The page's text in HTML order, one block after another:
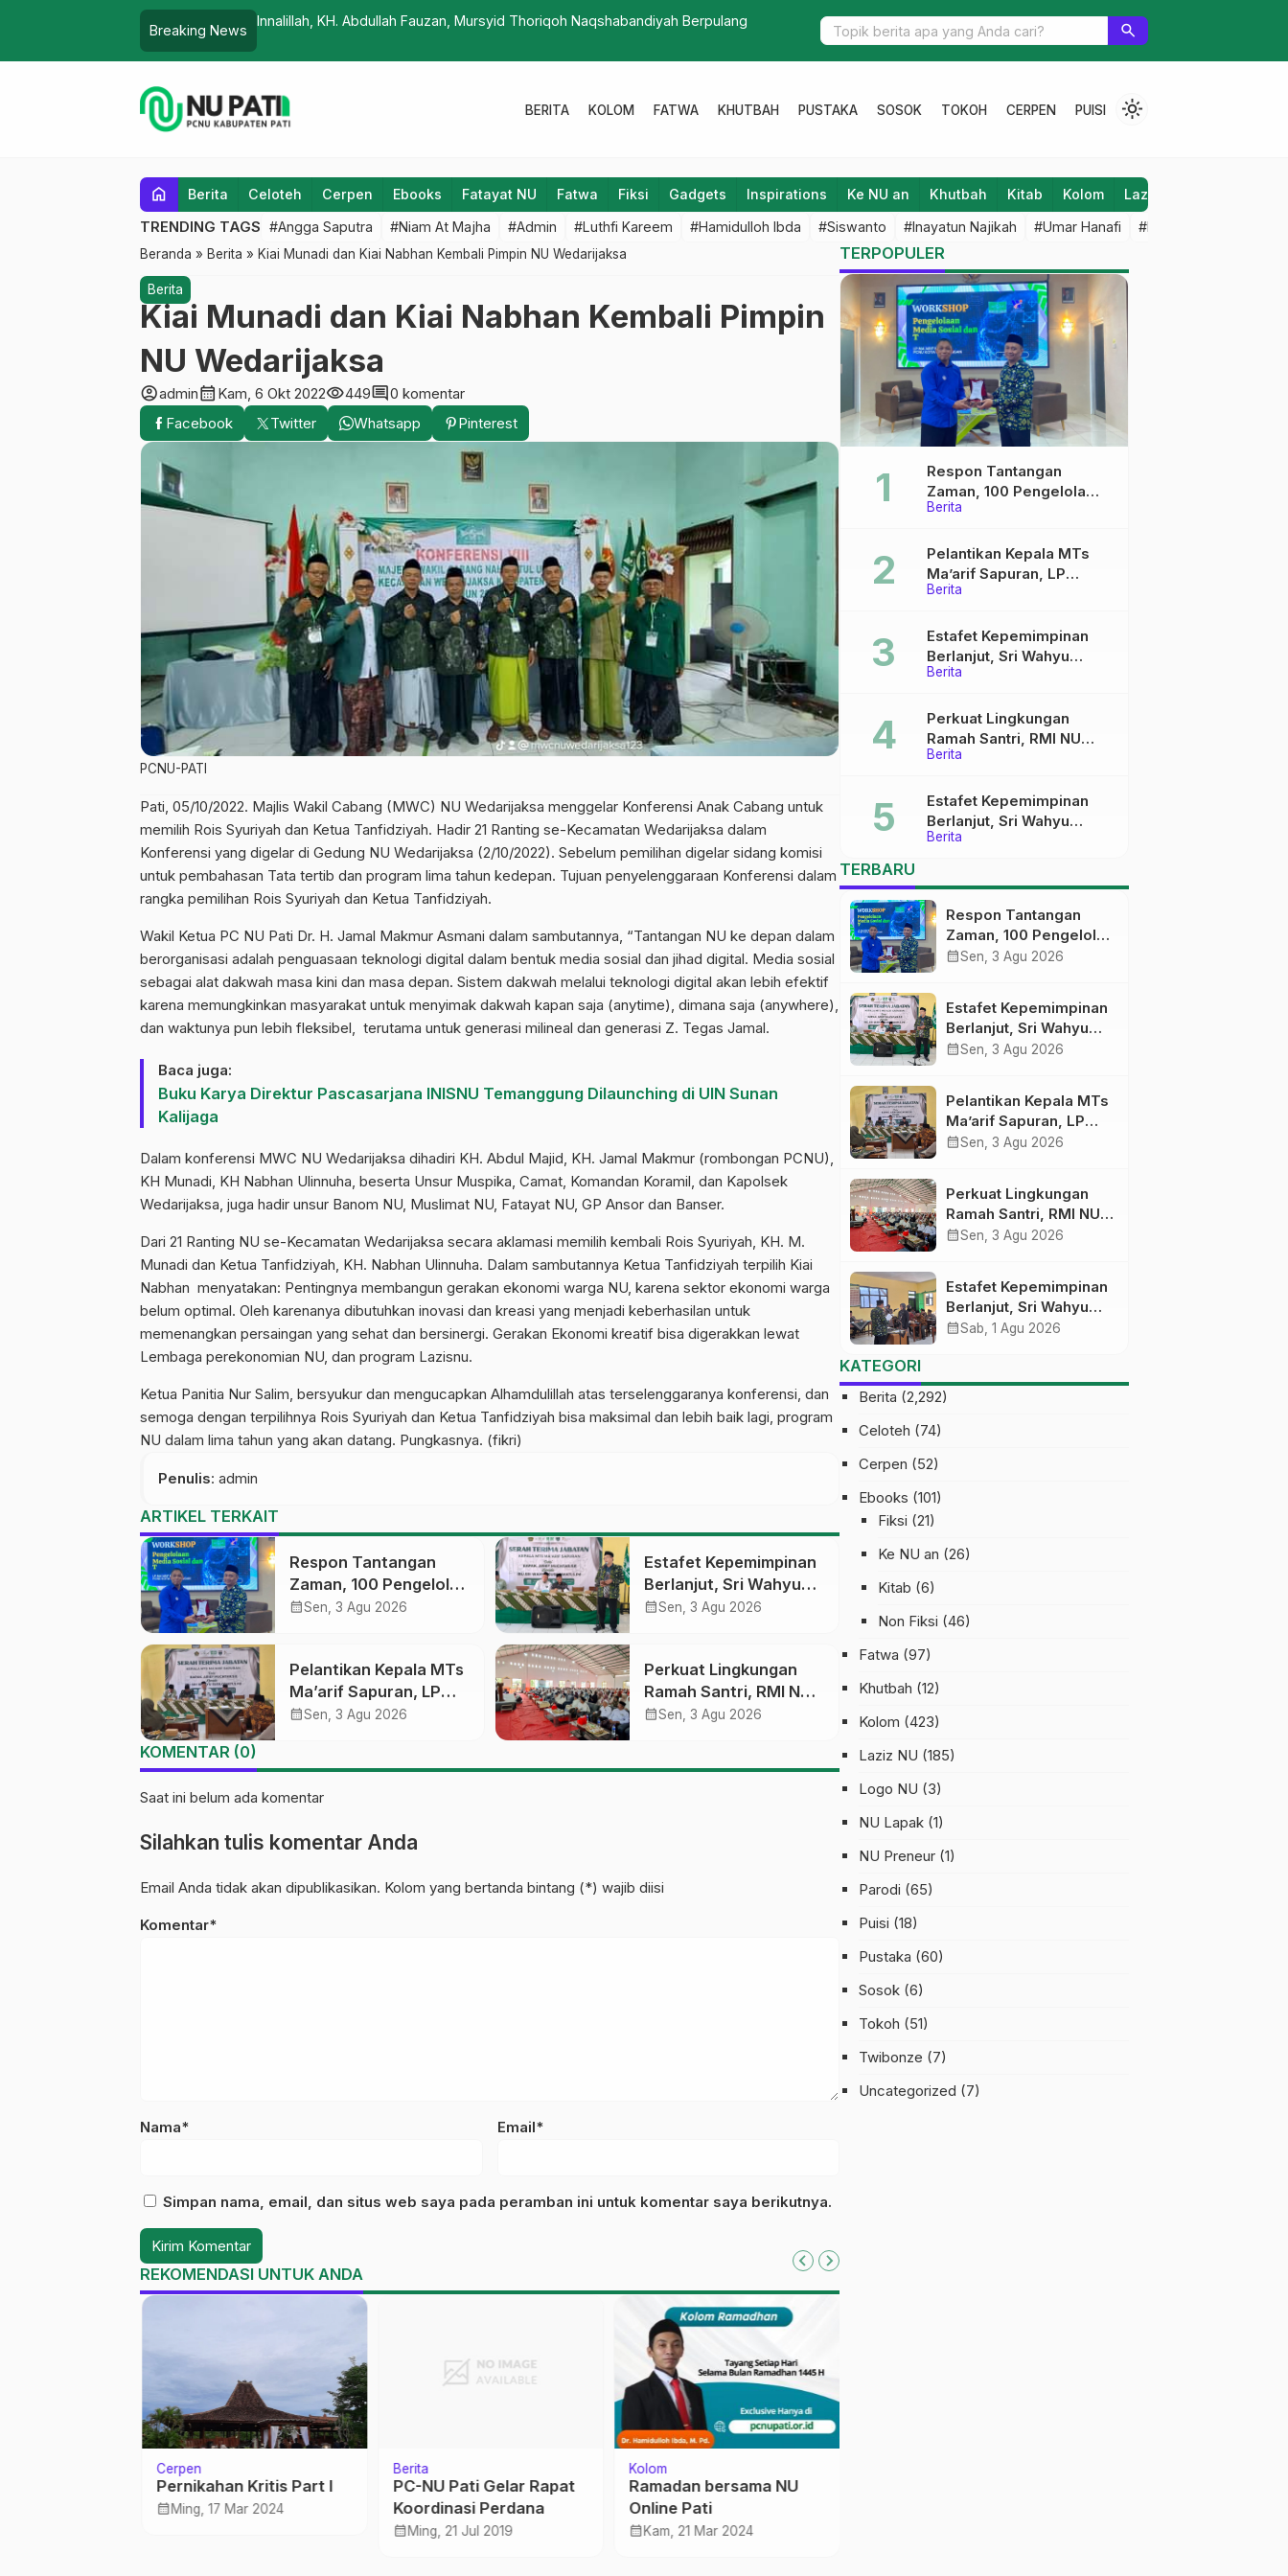
Breaking News
KH. Abdul Kholiq : Ulama Tasawuf, Pendiri Madrasah Abadiyah Gabus Pagar Nusa Akan Gelar HUT-nya Januari 2023, Ini Bocorannya
search
BERITA KOLOM FATWA KHUTBAH PUSTAKA SOSOK TOKOH CERPEN PUISI light_mode
home Berita Celoteh Cerpen Ebooks Fatayat NU Fatwa Fiksi Gadgets Inspirations Ke NU an Khutbah Kitab Kolom Laziz NU
TRENDING TAGS #Angga Saputra #Niam At Majha #Admin #Luthfi Kareem #Hamidulloh Ibda #Siswanto #Inayatun Najikah #Umar Hanafi #M Iqbal Dawami
Beranda » Berita » Kiai Munadi dan Kiai Nabhan Kembali Pimpin NU Wedarijaksa
Berita
Kiai Munadi dan Kiai Nabhan Kembali Pimpin
NU Wedarijaksa
account_circleadmincalendar_month Kam, 6 Okt 2022visibility449comment0 komentar
Facebook
Twitter Whatsapp Pinterest
PCNU-PATI
Pati, 05/10/2022. Majlis Wakil Cabang (MWC) NU Wedarijaksa menggelar Konferensi Anak Cabang untuk
memilih Rois Syuriyah dan Ketua Tanfidziyah. Hadir 21 Ranting se-Kecamatan Wedarijaksa dalam
Konferensi yang digelar di Gedung NU Wedarijaksa (2/10/2022). Sebelum pemilihan digelar sidang komisi
untuk pembahasan Tata tertib dan program lima tahun kedepan. Tujuan penyelenggaraan Konferensi dalam
rangka pemilihan Rois Syuriyah dan Ketua Tanfidziyah.
Wakil Ketua PC NU Pati Dr. H. Jamal Makmur Asmani dalam sambutannya, “Tantangan NU ke depan dalam
berorganisasi adalah penguasaan teknologi digital dalam bentuk media sosial dan jihad digital. Media sosial
sebagai alat dakwah masa kini dan masa depan. Sistem dakwah melalui teknologi digital akan lebih efektif
karena memungkinkan masyarakat untuk menyimak dakwah kapan saja (anytime), dimana saja (anywhere),
dan waktunya pun lebih fleksibel, terutama untuk generasi milineal dan generasi Z. Tegas Jamal.
Baca juga:
Buku Karya Direktur Pascasarjana INISNU Temanggung Dilaunching di UIN Sunan
Kalijaga
Dalam konferensi MWC NU Wedarijaksa dihadiri KH. Abdul Majid, KH. Jamal Makmur (rombongan PCNU),
KH Munadi, KH Nabhan Ulinnuha, beserta Unsur Muspika, Camat, Komandan Koramil, dan Kapolsek
Wedarijaksa, juga hadir unsur Banom NU, Muslimat NU, Fatayat NU, GP Ansor dan Banser.
Dari 21 Ranting NU se-Kecamatan Wedarijaksa secara aklamasi memilih kembali Rois Syuriyah, KH. M.
Munadi dan Ketua Tanfidziyah, KH. Nabhan Ulinnuha. Dalam sambutannya Ketua Tanfidziyah terpilih Kiai
Nabhan menyatakan: Pentingnya membangun gerakan ekonomi warga NU, karena sektor ekonomi warga
belum optimal. Oleh karenanya dibutuhkan inovasi dan kreasi yang menjadi keberhasilan untuk
memenangkan persaingan yang sehat dan bersinergi. Gerakan Ekonomi kreatif bisa digerakkan lewat
Lembaga perekonomian NU, dan program Lazisnu.
Ketua Panitia Nur Salim, bersyukur dan mengucapkan Alhamdulillah atas terselenggaranya konferensi, dan
semoga dengan terpilihnya Rois Syuriyah dan Ketua Tanfidziyah bisa maksimal dan lebih baik lagi, program
NU dalam lima tahun yang akan datang. Pungkasnya. (fikri)
Penulis: admin
ARTIKEL TERKAIT
Respon Tantangan
Zaman, 100 Pengelola
Medsos Sekolah
Digital
calendar_monthSen, 3 Agu 2026
Estafet Kepemimpinan
Berlanjut, Sri Wahyu
Susilowati Resmi
calendar_monthSen, 3 Agu 2026
Pelantikan Kepala MTs
Ma’arif Sapuran, LP
Ma’arif NU Wonosobo
calendar_monthSen, 3 Agu 2026
Perkuat Lingkungan
Ramah Santri, RMI NU
Gelar ‘Sambang
calendar_monthSen, 3 Agu 2026
KOMENTAR (0)
Saat ini belum ada komentar
Silahkan tulis komentar Anda
Email Anda tidak akan dipublikasikan. Kolom yang bertanda bintang (*) wajib diisi
Komentar*
Nama* Email*
Simpan nama, email, dan situs web saya pada peramban ini untuk komentar saya berikutnya.
REKOMENDASI UNTUK ANDA
Cerpen
Pernikahan Kritis Part I
calendar_monthMing, 17 Mar 2024
Berita
PC-NU Pati Gelar Rapat
Koordinasi Perdana
calendar_monthMing, 21 Jul 2019
Kolom
Ramadan bersama NU
Online Pati
calendar_monthKam, 21 Mar 2024
TERPOPULER
Berita
Respon Tantangan
Zaman, 100 Pengelola
Medsos Sekolah Ma’arif
Pelatihan Literasi Digital
Berita
Pelantikan Kepala MTs
Ma’arif Sapuran, LP
Ma’arif NU Wonosobo
Kepemimpinan Nahdliyah
Berita
Estafet Kepemimpinan
Berlanjut, Sri Wahyu
Susilowati Resmi Pimpin
Berita
Perkuat Lingkungan
Ramah Santri, RMI NU
Gelar ‘Sambang
Berita
Estafet Kepemimpinan
Berlanjut, Sri Wahyu
Susilowati Resmi Pimpin
TERBARU
Respon Tantangan
Zaman, 100 Pengelola
Medsos Sekolah
Digital
calendar_monthSen, 3 Agu 2026
Estafet Kepemimpinan
Berlanjut, Sri Wahyu
Susilowati Resmi
calendar_monthSen, 3 Agu 2026
Pelantikan Kepala MTs
Ma’arif Sapuran, LP
Ma’arif NU Wonosobo
Kepemimpinan
Nahdliyah
calendar_monthSen, 3 Agu 2026
Perkuat Lingkungan
Ramah Santri, RMI NU
Gelar ‘Sambang
calendar_monthSen, 3 Agu 2026
Estafet Kepemimpinan
Berlanjut, Sri Wahyu
Susilowati Resmi
calendar_monthSab, 1 Agu 2026
KATEGORI
Berita (2,292)
Celoteh (74)
Cerpen (52)
Ebooks (101)
Fiksi (21)
Ke NU an (26)
Kitab (6)
Non Fiksi (46)
Fatwa (97)
Khutbah (12)
Kolom (423)
Laziz NU (185)
Logo NU (3)
NU Lapak (1)
NU Preneur (1)
Parodi (65)
Puisi (18)
Pustaka (60)
Sosok (6)
Tokoh (51)
Twibonze (7)
Uncategorized (7)